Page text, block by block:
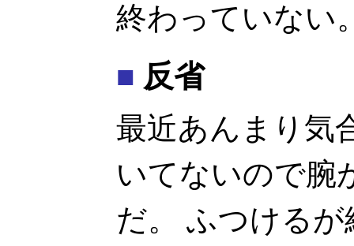
終わっていな
■ 反省
最近あんまり気
いてないので腕
だ。 ふつける